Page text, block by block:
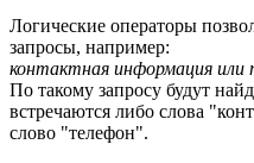
Логические операторы
запросы, например:
контактная информация или
По такому запросу будут
встречаются либо слова
слово "телефон".